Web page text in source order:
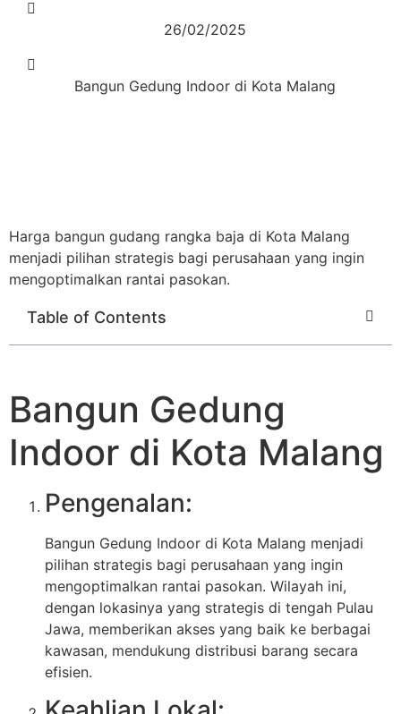
26/02/2025
Bangun Gedung Indoor di Kota Malang
Harga bangun gudang rangka baja di Kota Malang
menjadi pilihan strategis bagi perusahaan yang ingin
mengoptimalkan rantai pasokan.
Table of Contents
Bangun Gedung
Indoor di Kota Malang
Pengenalan:
Bangun Gedung Indoor di Kota Malang menjadi
pilihan strategis bagi perusahaan yang ingin
mengoptimalkan rantai pasokan. Wilayah ini,
dengan lokasinya yang strategis di tengah Pulau
Jawa, memberikan akses yang baik ke berbagai
kawasan, mendukung distribusi barang secara
efisien.